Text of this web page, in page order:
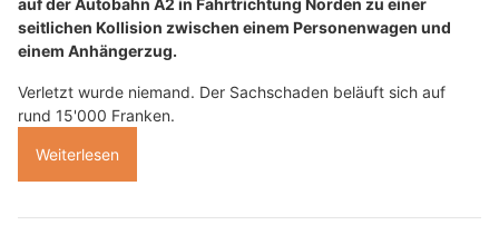
seitlichen Kollision zwischen einem Personenwagen und
einem Anhängerzug.
Verletzt wurde niemand. Der Sachschaden beläuft sich auf
rund 15'000 Franken.
Weiterlesen